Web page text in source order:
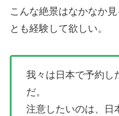
こんな絶景はなかなか
とも経験して欲しい。
我々は日本で予約し
だ。
注意したいのは、日